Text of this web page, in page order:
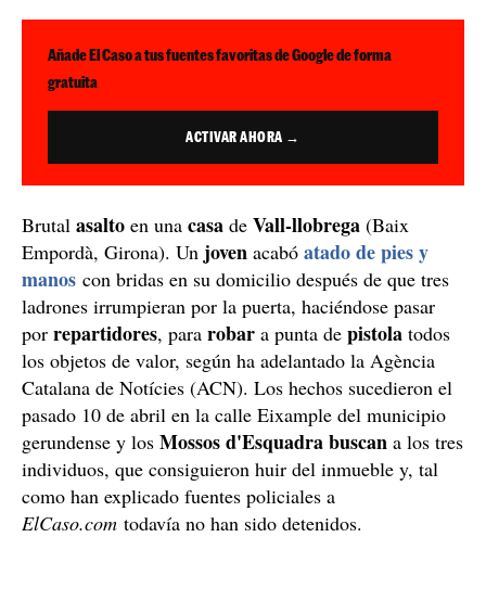
Añade El Caso a tus fuentes favoritas de Google de forma
gratuita
ACTIVAR AHORA →
Brutal asalto en una casa de Vall-llobrega (Baix
Empordà, Girona). Un joven acabó atado de pies y
manos con bridas en su domicilio después de que tres
ladrones irrumpieran por la puerta, haciéndose pasar
por repartidores, para robar a punta de pistola todos
los objetos de valor, según ha adelantado la Agència
Catalana de Notícies (ACN). Los hechos sucedieron el
pasado 10 de abril en la calle Eixample del municipio
gerundense y los Mossos d'Esquadra buscan a los tres
individuos, que consiguieron huir del inmueble y, tal
como han explicado fuentes policiales a
ElCaso.com todavía no han sido detenidos.